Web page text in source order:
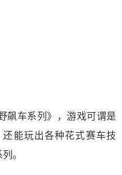
飙车系列》，游戏可谓是
能玩出各种花式赛车技
。